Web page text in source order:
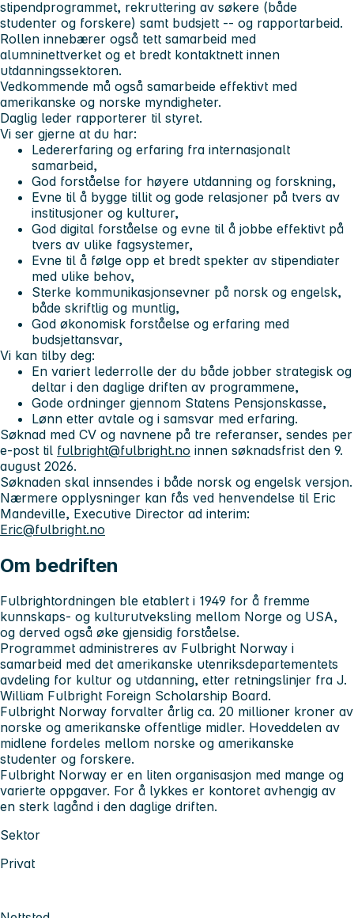
stipendprogrammet, rekruttering av søkere (både
studenter og forskere) samt budsjett -- og rapportarbeid.
Rollen innebærer også tett samarbeid med
alumninettverket og et bredt kontaktnett innen
utdanningssektoren.
Vedkommende må også samarbeide effektivt med
amerikanske og norske myndigheter.
Daglig leder rapporterer til styret.
Vi ser gjerne at du har:
Ledererfaring og erfaring fra internasjonalt
samarbeid,
God forståelse for høyere utdanning og forskning,
Evne til å bygge tillit og gode relasjoner på tvers av
institusjoner og kulturer,
God digital forståelse og evne til å jobbe effektivt på
tvers av ulike fagsystemer,
Evne til å følge opp et bredt spekter av stipendiater
med ulike behov,
Sterke kommunikasjonsevner på norsk og engelsk,
både skriftlig og muntlig,
God økonomisk forståelse og erfaring med
budsjettansvar,
Vi kan tilby deg:
En variert lederrolle der du både jobber strategisk og
deltar i den daglige driften av programmene,
Gode ordninger gjennom Statens Pensjonskasse,
Lønn etter avtale og i samsvar med erfaring.
Søknad med CV og navnene på tre referanser, sendes per
e-post til fulbright@fulbright.no innen søknadsfrist den 9.
august 2026.
Søknaden skal innsendes i både norsk og engelsk versjon.
Nærmere opplysninger kan fås ved henvendelse til Eric
Mandeville, Executive Director ad interim:
Eric@fulbright.no
Om bedriften
Fulbrightordningen ble etablert i 1949 for å fremme
kunnskaps- og kulturutveksling mellom Norge og USA,
og derved også øke gjensidig forståelse.
Programmet administreres av Fulbright Norway i
samarbeid med det amerikanske utenriksdepartementets
avdeling for kultur og utdanning, etter retningslinjer fra J.
William Fulbright Foreign Scholarship Board.
Fulbright Norway forvalter årlig ca. 20 millioner kroner av
norske og amerikanske offentlige midler. Hoveddelen av
midlene fordeles mellom norske og amerikanske
studenter og forskere.
Fulbright Norway er en liten organisasjon med mange og
varierte oppgaver. For å lykkes er kontoret avhengig av
en sterk lagånd i den daglige driften.
Sektor
Privat